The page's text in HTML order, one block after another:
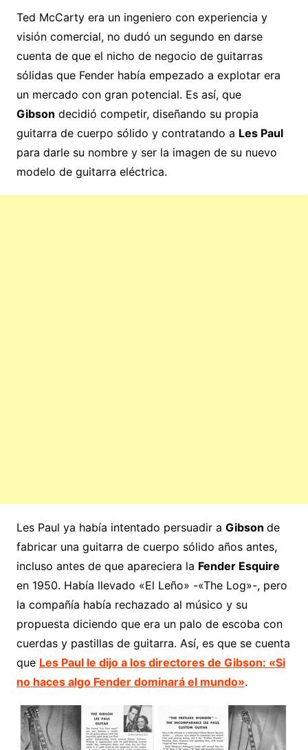
Ted McCarty era un ingeniero con experiencia y
visión comercial, no dudó un segundo en darse
cuenta de que el nicho de negocio de guitarras
sólidas que Fender había empezado a explotar era
un mercado con gran potencial. Es así, que
Gibson decidió competir, diseñando su propia
guitarra de cuerpo sólido y contratando a Les Paul
para darle su nombre y ser la imagen de su nuevo
modelo de guitarra eléctrica.
Les Paul ya había intentado persuadir a Gibson de
fabricar una guitarra de cuerpo sólido años antes,
incluso antes de que apareciera la Fender Esquire
en 1950. Había llevado «El Leño» -«The Log»-, pero
la compañía había rechazado al músico y su
propuesta diciendo que era un palo de escoba con
cuerdas y pastillas de guitarra. Así, es que se cuenta
que Les Paul le dijo a los directores de Gibson: «Si
no haces algo Fender dominará el mundo».